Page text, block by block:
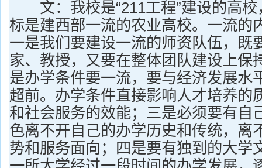
文：我校是“211工程”建设的高校
标是建西部一流的农业高校。一流的
一是我们要建设一流的师资队伍，既
家、教授，又要在整体团队建设上保
是办学条件要一流，要与经济发展水
超前。办学条件直接影响人才培养的
和社会服务的效能；三是必须要有自
色离不开自己的办学历史和传统，离
势和服务面向；四是要有独到的大学